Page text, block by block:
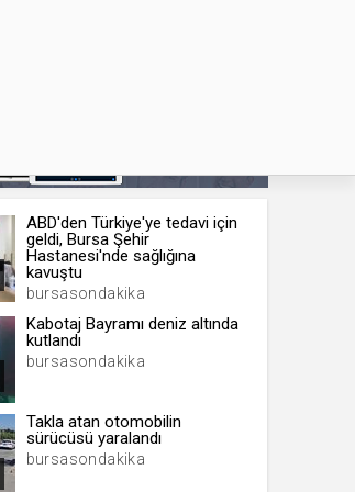
ABD'den Türkiye'ye tedavi için
geldi, Bursa Şehir
Hastanesi'nde sağlığına
kavuştu
bursasondakika
Kabotaj Bayramı deniz altında
kutlandı
bursasondakika
Takla atan otomobilin
sürücüsü yaralandı
bursasondakika